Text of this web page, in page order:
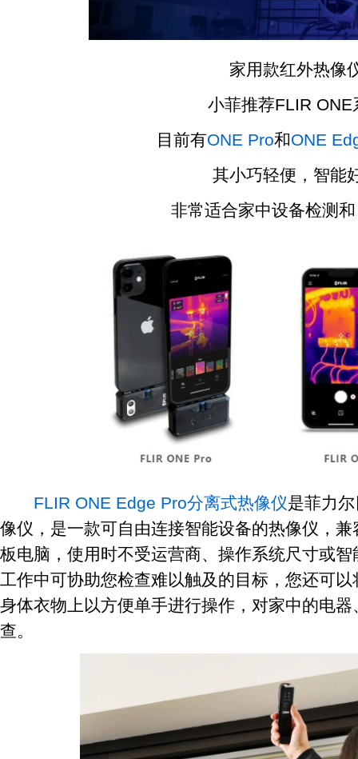
家用款红外热像
小菲推荐FLIR ONE
目前有ONE Pro和ONE
其小巧轻便，智能
非常适合家中设备检测和
FLIR ONE Edge Pro分离式热像仪是菲力
像仪，是一款可自由连接智能设备的热像仪，
板电脑，使用时不受运营商、操作系统尺寸或
工作中可协助您检查难以触及的目标，您还可
身体衣物上以方便单手进行操作，对家中的电
查。